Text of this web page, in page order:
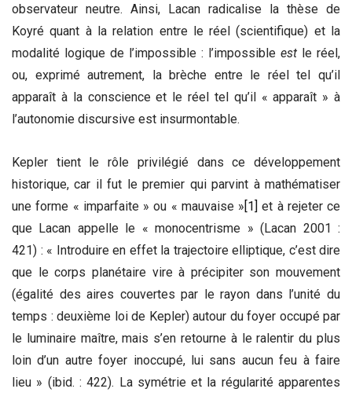
observateur neutre. Ainsi, Lacan radicalise la thèse de
Koyré quant à la relation entre le réel (scientifique) et la
modalité logique de l’impossible : l’impossible est le réel,
ou, exprimé autrement, la brèche entre le réel tel qu’il
apparaît à la conscience et le réel tel qu’il « apparaît » à
l’autonomie discursive est insurmontable.
Kepler tient le rôle privilégié dans ce développement
historique, car il fut le premier qui parvint à mathématiser
une forme « imparfaite » ou « mauvaise » [1]
et à rejeter ce
que Lacan appelle le « monocentrisme » (Lacan 2001 :
421) : « Introduire en effet la trajectoire elliptique, c’est dire
que le corps planétaire vire à précipiter son mouvement
(égalité des aires couvertes par le rayon dans l’unité du
temps : deuxième loi de Kepler) autour du foyer occupé par
le luminaire maître, mais s’en retourne à le ralentir du plus
loin d’un autre foyer inoccupé, lui sans aucun feu à faire
lieu » (ibid. : 422). La symétrie et la régularité apparentes